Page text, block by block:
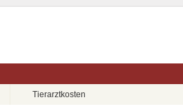
Tierarztkosten